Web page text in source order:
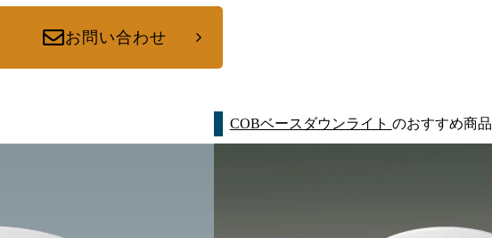
お問い合わせ
COBベースダウンライト のおすすめ商品